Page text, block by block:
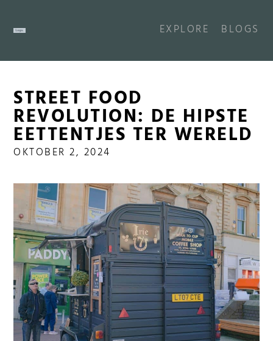
EXPLORE BLOGS
STREET FOOD
REVOLUTION: DE HIPSTE
EETTENTJES TER WERELD
OKTOBER 2, 2024